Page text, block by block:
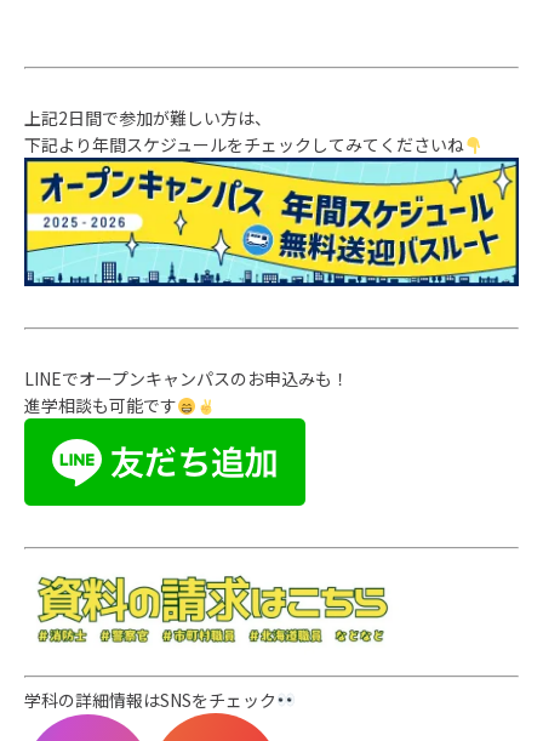
上記2日間で参加が難しい方は、
下記より年間スケジュールをチェックしてみてくださいね
LINEでオープンキャンパスのお申込みも！
進学相談も可能です
学科の詳細情報はSNSをチェック